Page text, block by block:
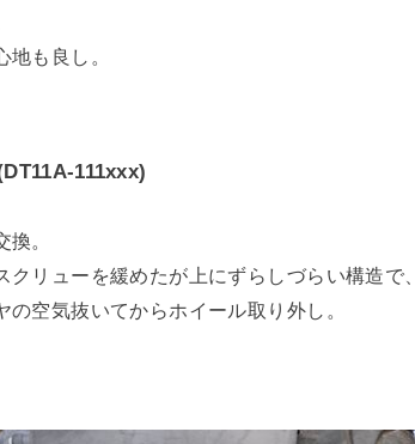
も良し。
111xxx)
。
クリューを緩めたが上にずらしづらい構造で、
の空気抜いてからホイール取り外し。